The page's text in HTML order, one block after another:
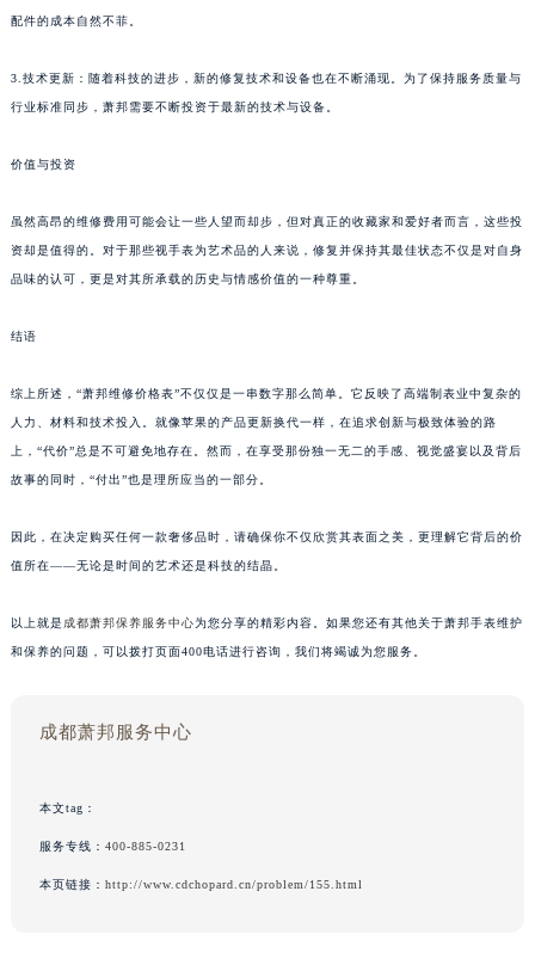
配件的成本自然不菲。
3.技术更新：随着科技的进步，新的修复技术和设备也在不断涌现。为了保持服务质量与
行业标准同步，萧邦需要不断投资于最新的技术与设备。
价值与投资
虽然高昂的维修费用可能会让一些人望而却步，但对真正的收藏家和爱好者而言，这些投
资却是值得的。对于那些视手表为艺术品的人来说，修复并保持其最佳状态不仅是对自身
品味的认可，更是对其所承载的历史与情感价值的一种尊重。
结语
综上所述，“萧邦维修价格表”不仅仅是一串数字那么简单。它反映了高端制表业中复杂的
人力、材料和技术投入。就像苹果的产品更新换代一样，在追求创新与极致体验的路
上，“代价”总是不可避免地存在。然而，在享受那份独一无二的手感、视觉盛宴以及背后
故事的同时，“付出”也是理所应当的一部分。
因此，在决定购买任何一款奢侈品时，请确保你不仅欣赏其表面之美，更理解它背后的价
值所在——无论是时间的艺术还是科技的结晶。
以上就是 成都萧邦保养服务中心为您分享的精彩内容。如果您还有其他关于萧邦手表维护
和保养的问题，可以拨打页面400电话进行咨询，我们将竭诚为您服务。
成都萧邦服务中心
本文tag：
服务专线： 400-885-0231
本页链接： http://www.cdchopard.cn/problem/155.html